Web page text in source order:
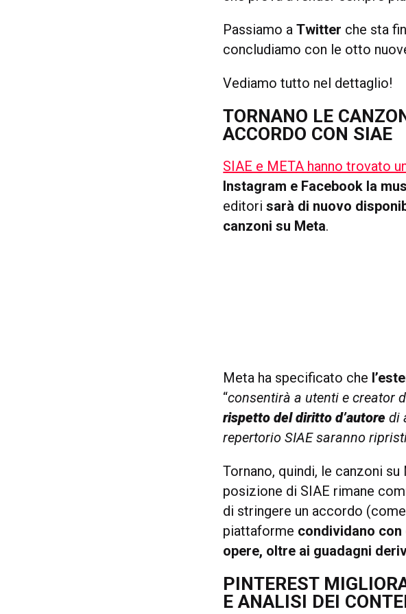
Passiamo aTwitter che sta
concludiamo con le otto
Vediamo tutto nel dettaglio!
TORNANO LE
ACCORDO CON SIAE
SIAE e META hanno trovato
Instagram e Facebook la
editorisarà di nuovo
canzoni su Meta.
Meta ha specificato che
“consentirà a utenti e creator
rispetto del diritto d’autore di
repertorio SIAE saranno
Tornano, quindi, le canzoni
posizione di SIAE rimane
di stringere un accordo
piattaforme condividano
opere, oltre ai guadagni
PINTEREST
E ANALISI DEI